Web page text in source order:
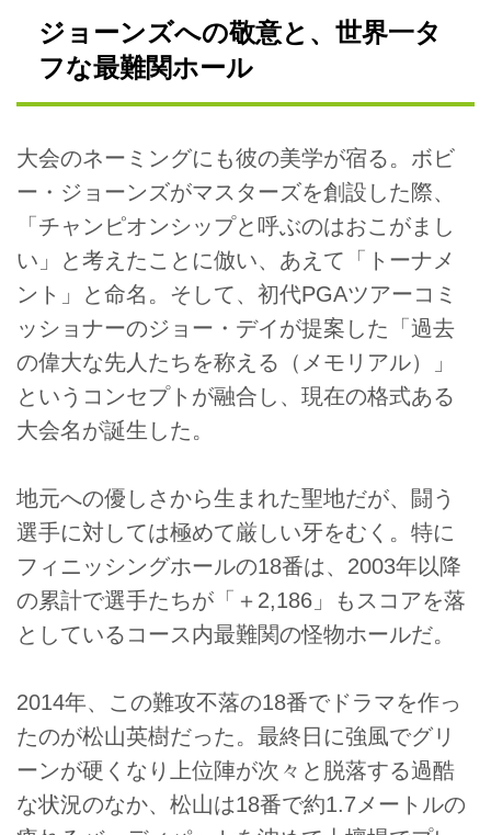
ジョーンズへの敬意と、世界一タ
フな最難関ホール
大会のネーミングにも彼の美学が宿る。ボビ
ー・ジョーンズがマスターズを創設した際、
「チャンピオンシップと呼ぶのはおこがまし
い」と考えたことに倣い、あえて「トーナメ
ント」と命名。そして、初代PGAツアーコミ
ッショナーのジョー・デイが提案した「過去
の偉大な先人たちを称える（メモリアル）」
というコンセプトが融合し、現在の格式ある
大会名が誕生した。
地元への優しさから生まれた聖地だが、闘う
選手に対しては極めて厳しい牙をむく。特に
フィニッシングホールの18番は、2003年以降
の累計で選手たちが「＋2,186」もスコアを落
としているコース内最難関の怪物ホールだ。
2014年、この難攻不落の18番でドラマを作っ
たのが松山英樹だった。最終日に強風でグリ
ーンが硬くなり上位陣が次々と脱落する過酷
な状況のなか、松山は18番で約1.7メートルの